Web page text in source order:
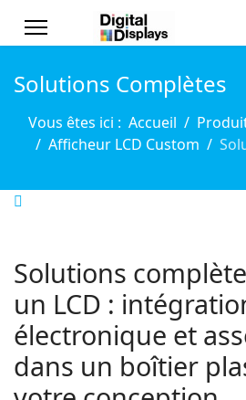
Solutions Complètes
Vous êtes ici : Accueil
Afficheur LCD Custom
Solutions
un LCD :
électronique et
dans un boîtier